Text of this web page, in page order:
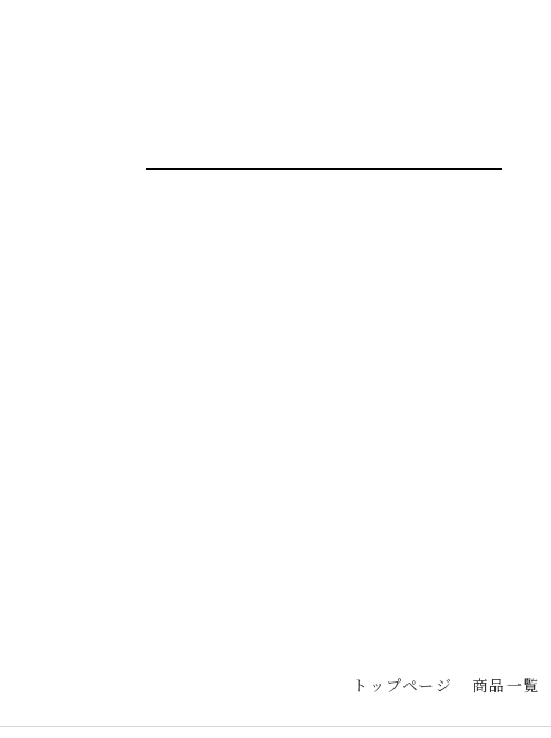
トップページ 商品一覧